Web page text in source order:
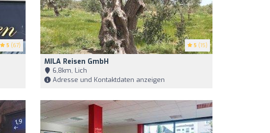
5 (67) 5 (15)
MILA Reisen GmbH
6,8km, Lich
Adresse und Kontaktdaten anzeigen